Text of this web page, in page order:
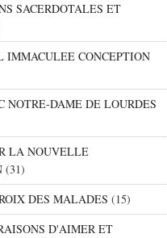
SACERDOTALES ET
IMMACULEE CONCEPTION
NOTRE-DAME DE LOURDES
LA NOUVELLE
(31)
DES MALADES (15)
D'AIMER ET